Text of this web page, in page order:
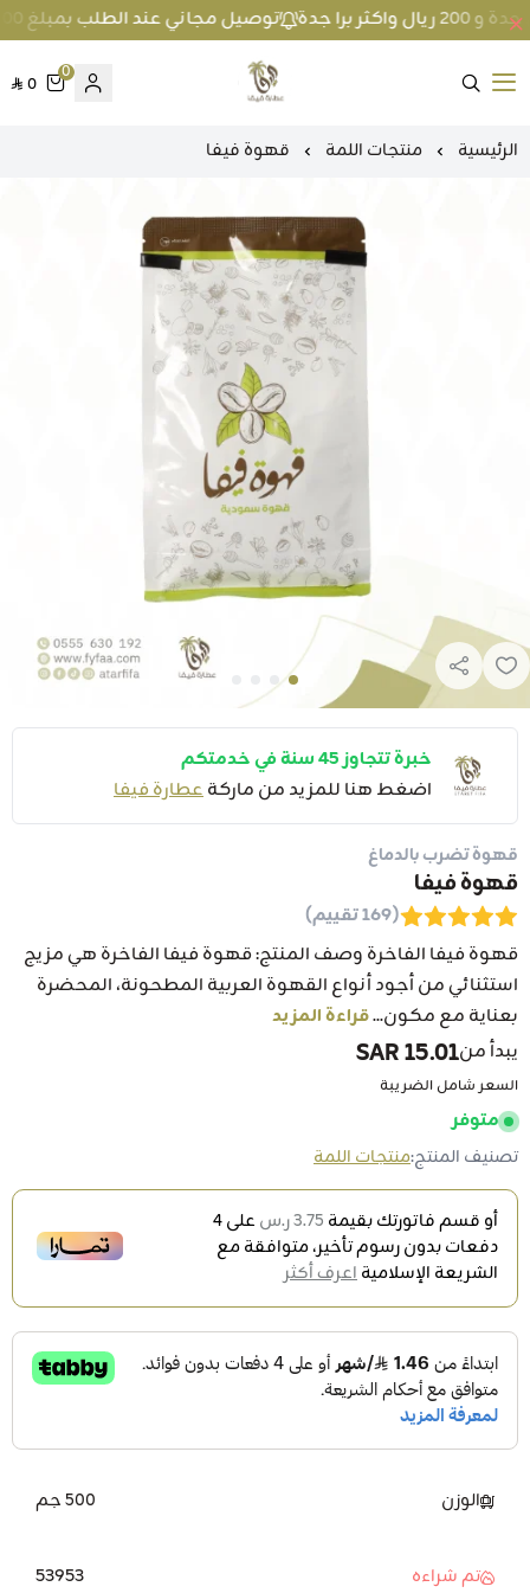
توصيل مجاني عند الطلب بمبلغ 100 ريال واكثر داخل جدة و 200 ريال واكثر برا جدة
متجر عطارة فيفا
0
0
الرئيسية منتجات اللمة قهوة فيفا
خبرة تتجاوز 45 سنة في خدمتكم
اضغط هنا للمزيد من ماركةعطارة فيفا
قهوة تضرب بالدماغ
قهوة فيفا
(169 تقييم)
قهوة فيفا الفاخرة وصف المنتج: قهوة فيفا الفاخرة هي مزيج
استثنائي من أجود أنواع القهوة العربية المطحونة، المحضرة
بعناية مع مكون...قراءة المزيد
يبدأ من15.01 SAR
السعر شامل الضريبة
متوفر
تصنيف المنتج:منتجات اللمة
أو قسم فاتورتك بقيمة 3.75 ر.س على4
دفعات بدون رسوم تأخير، متوافقة مع
الشريعة الإسلاميةاعرف أكثر
الوزن 500 جم
تم شراءه 53953